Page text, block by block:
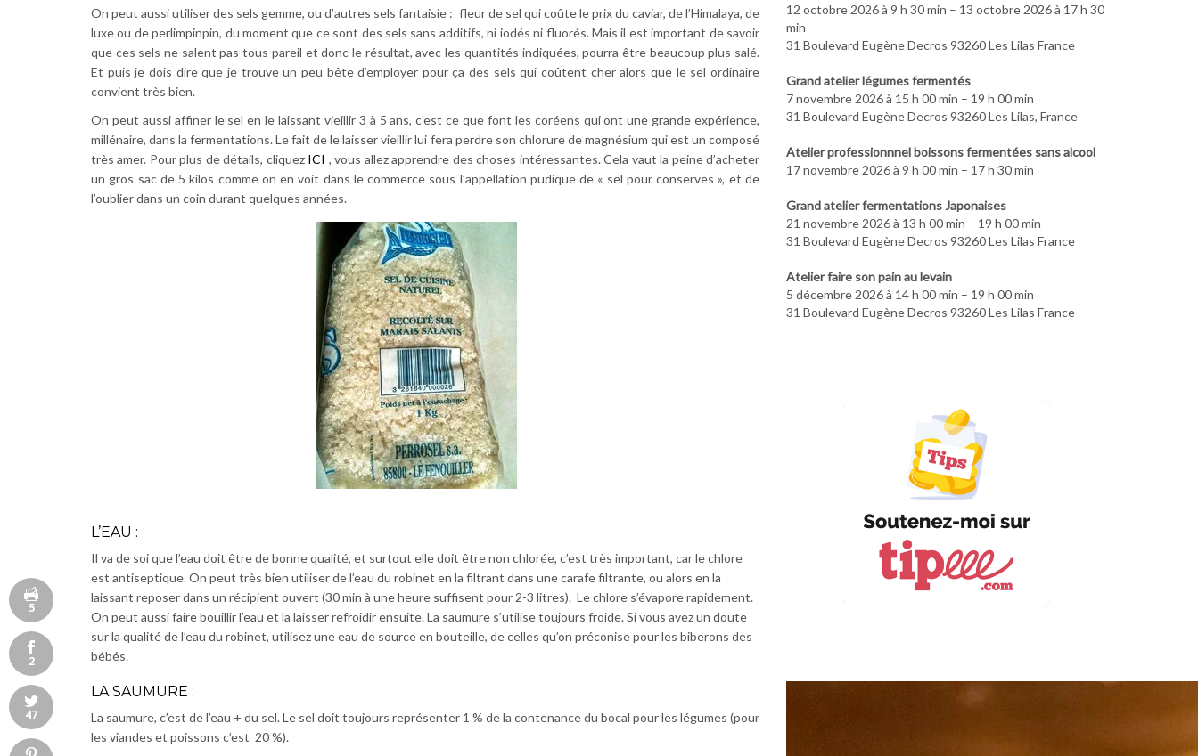
On peut aussi utiliser des sels gemme, ou d’autres sels fantaisie : fleur de sel qui coûte le prix du caviar, de l’Himalaya, de
luxe ou de perlimpinpin, du moment que ce sont des sels sans additifs, ni iodés ni fluorés. Mais il est important de savoir
que ces sels ne salent pas tous pareil et donc le résultat, avec les quantités indiquées, pourra être beaucoup plus salé.
Et puis je dois dire que je trouve un peu bête d’employer pour ça des sels qui coûtent cher alors que le sel ordinaire
convient très bien.
On peut aussi affiner le sel en le laissant vieillir 3 à 5 ans, c’est ce que font les coréens qui ont une grande expérience,
millénaire, dans la fermentations. Le fait de le laisser vieillir lui fera perdre son chlorure de magnésium qui est un composé
très amer. Pour plus de détails, cliquez ICI , vous allez apprendre des choses intéressantes. Cela vaut la peine d’acheter
un gros sac de 5 kilos comme on en voit dans le commerce sous l’appellation pudique de « sel pour conserves », et de
l’oublier dans un coin durant quelques années.
L’EAU :
Il va de soi que l’eau doit être de bonne qualité, et surtout elle doit être non chlorée, c’est très important, car le chlore
est antiseptique. On peut très bien utiliser de l’eau du robinet en la filtrant dans une carafe filtrante, ou alors en la
laissant reposer dans un récipient ouvert (30 min à une heure suffisent pour 2-3 litres). Le chlore s’évapore rapidement.
On peut aussi faire bouillir l’eau et la laisser refroidir ensuite. La saumure s’utilise toujours froide. Si vous avez un doute
sur la qualité de l’eau du robinet, utilisez une eau de source en bouteille, de celles qu’on préconise pour les biberons des
bébés.
LA SAUMURE :
La saumure, c’est de l’eau + du sel. Le sel doit toujours représenter 1 % de la contenance du bocal pour les légumes (pour
les viandes et poissons c’est 20 %).
12 octobre 2026 à 9 h 30 min – 13 octobre 2026 à 17 h 30
min
31 Boulevard Eugène Decros 93260 Les Lilas France
Grand atelier légumes fermentés
7 novembre 2026 à 15 h 00 min – 19 h 00 min
31 Boulevard Eugène Decros 93260 Les Lilas, France
Atelier professionnnel boissons fermentées sans alcool
17 novembre 2026 à 9 h 00 min – 17 h 30 min
Grand atelier fermentations Japonaises
21 novembre 2026 à 13 h 00 min – 19 h 00 min
31 Boulevard Eugène Decros 93260 Les Lilas France
Atelier faire son pain au levain
5 décembre 2026 à 14 h 00 min – 19 h 00 min
31 Boulevard Eugène Decros 93260 Les Lilas France
5
2
47